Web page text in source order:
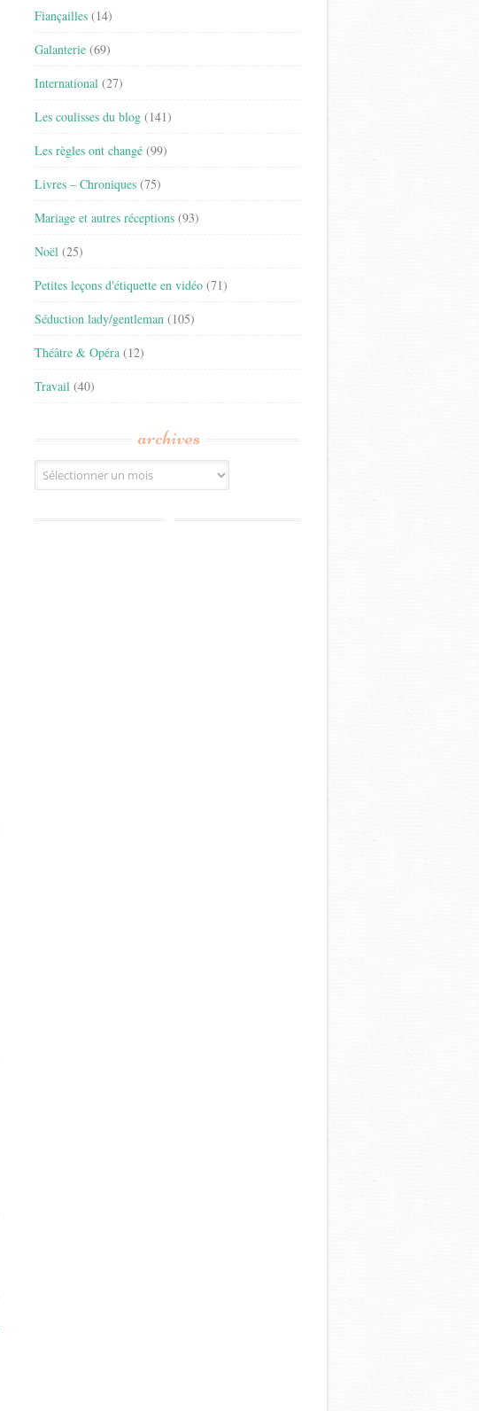
Fiançailles (14)
Galanterie (69)
International (27)
Les coulisses du blog (141)
Les règles ont changé (99)
Livres – Chroniques (75)
Mariage et autres réceptions (93)
Noël (25)
Petites leçons d'étiquette en vidéo (71)
Séduction lady/gentleman (105)
Théâtre & Opéra (12)
Travail (40)
archives
Archives